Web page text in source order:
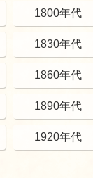
1800年代
1830年代
1860年代
1890年代
1920年代